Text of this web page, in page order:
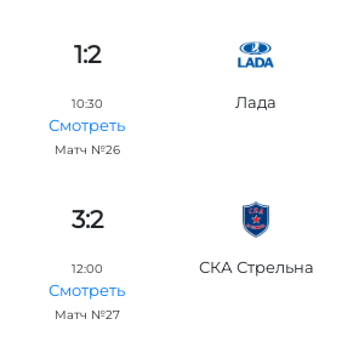
1:2
10:30
Смотреть
Матч №26
Лада
3:2
12:00
Смотреть
Матч №27
СКА Стрельна